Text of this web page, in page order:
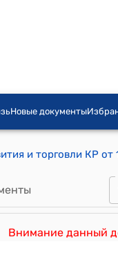
Новые документы
Внимание данный